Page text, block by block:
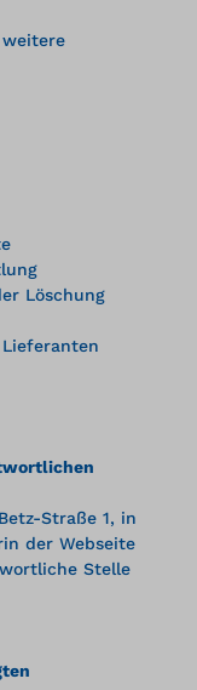
Löschung
Straße 1, in
der Webseite
Stelle